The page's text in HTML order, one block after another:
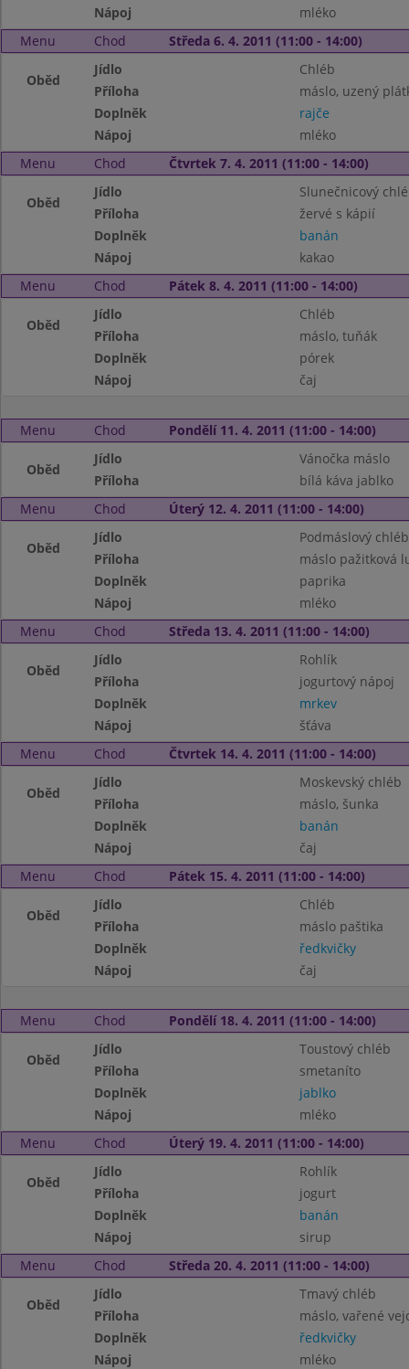
Nápoj
mléko
Menu
Chod Středa 6. 4. 2011 (11:00 - 14:00)
Oběd
Jídlo
Chléb
Příloha
máslo, uzený
Doplněk
rajče
Nápoj
mléko
Menu
Chod Čtvrtek 7. 4. 2011 (11:00 - 14:00)
Oběd
Jídlo
Slunečnicový
Příloha
žervé s kápií
Doplněk
banán
Nápoj
kakao
Menu
Chod Pátek 8. 4. 2011 (11:00 - 14:00)
Oběd
Jídlo
Chléb
Příloha
máslo, tuňák
Doplněk
pórek
Nápoj
čaj
Menu Chod Pondělí 11. 4. 2011 (11:00 - 14:00)
Oběd
Jídlo
Vánočka máslo
Příloha
bílá káva jablko
Menu
Chod Úterý 12. 4. 2011 (11:00 - 14:00)
Oběd
Jídlo
Podmáslový chléb
Příloha
máslo pažitková
Doplněk
paprika
Nápoj
mléko
Menu
Chod Středa 13. 4. 2011 (11:00 - 14:00)
Oběd
Jídlo
Rohlík
Příloha
jogurtový nápoj
Doplněk
mrkev
Nápoj
šťáva
Menu
Chod Čtvrtek 14. 4. 2011 (11:00 - 14:00)
Oběd
Jídlo
Moskevský chléb
Příloha
máslo, šunka
Doplněk
banán
Nápoj
čaj
Menu
Chod Pátek 15. 4. 2011 (11:00 - 14:00)
Oběd
Jídlo
Chléb
Příloha
máslo paštika
Doplněk
ředkvičky
Nápoj
čaj
Menu Chod Pondělí 18. 4. 2011 (11:00 - 14:00)
Oběd
Jídlo
Toustový chléb
Příloha
smetaníto
Doplněk
jablko
Nápoj
mléko
Menu
Chod Úterý 19. 4. 2011 (11:00 - 14:00)
Oběd
Jídlo
Rohlík
Příloha
jogurt
Doplněk
banán
Nápoj
sirup
Menu
Chod Středa 20. 4. 2011 (11:00 - 14:00)
Oběd
Jídlo
Tmavý chléb
Příloha
máslo, vařené
Doplněk
ředkvičky
Nápoj
mléko